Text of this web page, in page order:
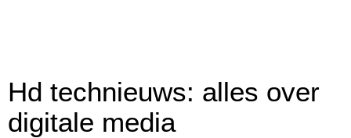
Hd technieuws: alles over
digitale media